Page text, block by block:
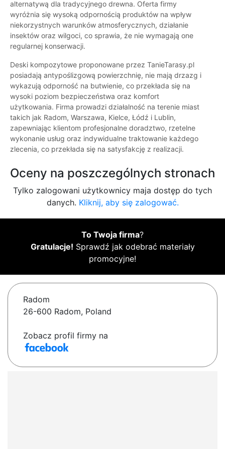
alternatywą dla tradycyjnego drewna. Oferta firmy
wyróżnia się wysoką odpornością produktów na wpływ
niekorzystnych warunków atmosferycznych, działanie
insektów oraz wilgoci, co sprawia, że nie wymagają one
regularnej konserwacji.
Deski kompozytowe proponowane przez TanieTarasy.pl
posiadają antypoślizgową powierzchnię, nie mają drzazg i
wykazują odporność na butwienie, co przekłada się na
wysoki poziom bezpieczeństwa oraz komfort
użytkowania. Firma prowadzi działalność na terenie miast
takich jak Radom, Warszawa, Kielce, Łódź i Lublin,
zapewniając klientom profesjonalne doradztwo, rzetelne
wykonanie usług oraz indywidualne traktowanie każdego
zlecenia, co przekłada się na satysfakcję z realizacji.
Oceny na poszczególnych stronach
Tylko zalogowani użytkownicy maja dostęp do tych
danych. Kliknij, aby się zalogować.
To Twoja firma?
Gratulacje! Sprawdź jak odebrać materiały
promocyjne!
Radom
26-600 Radom, Poland
Zobacz profil firmy na